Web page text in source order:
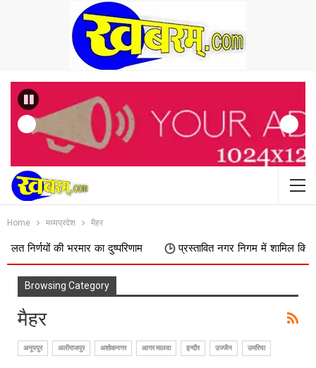
Previous
Home मध्यप्रदेश मैहर
की भरमार का दुष्परिणाम प्रस्तावित नगर निगम में शामिल किए जाने
Browsing Category
मैहर
अनूपपुर अलीराजपुर अशोकनगर आगर मालवा इन्दौर उज्जैन उमरिया